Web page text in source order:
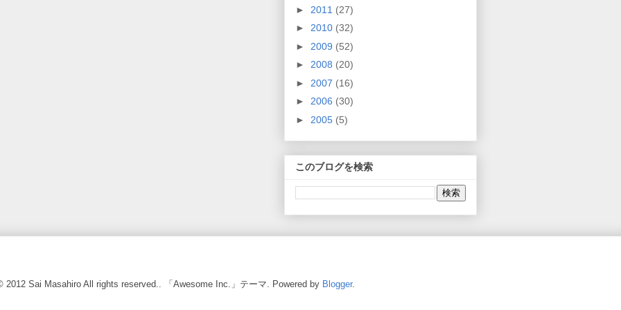
► 2011 (27)
► 2010 (32)
► 2009 (52)
► 2008 (20)
► 2007 (16)
► 2006 (30)
► 2005 (5)
このブログを検索
2012 Sai Masahiro All rights reserved.. 「Awesome Inc.」テーマ. Powered by Blogger.